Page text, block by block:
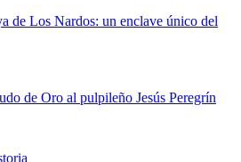
de Los Nardos: un enclave único del
de Oro al pulpileño Jesús Peregrín